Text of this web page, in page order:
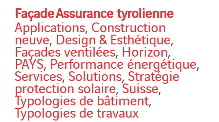
Façade Assurance tyrolienne
Applications, Construction
neuve,Design & Esthétique,
Façades ventilées,Horizon,
PAYS,Performance énergétique,
Services,Solutions, Stratégie
protection solaire,Suisse,
Typologies de bâtiment,
Typologies de travaux